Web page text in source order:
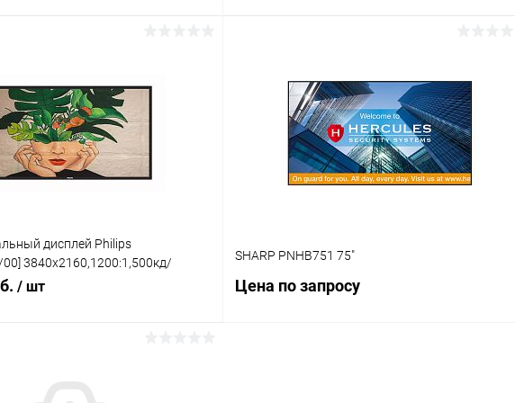
Сравнение
Под заказ
Запросить цену
Купить в 1 клик Сравнение
В избранное Под заказ
дисплей Philips
00] 3840х2160,1200:1,500кд/
11
/ шт
SHARP PNHB751 75"
Цена по запросу